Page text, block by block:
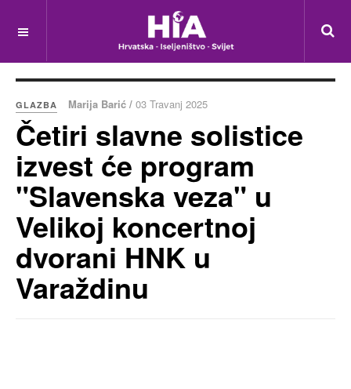
GLAZBA Marija Barić / 03 Travanj 2025
Četiri slavne solistice
izvest će program
"Slavenska veza" u
Velikoj koncertnoj
dvorani HNK u
Varaždinu